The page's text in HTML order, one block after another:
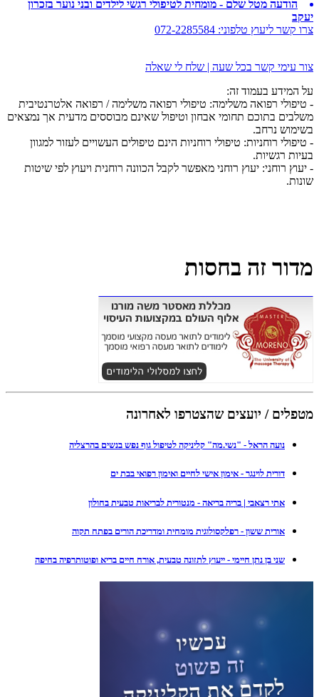
הודעה מטל שלם - מומחית לטיפולי רגשי לילדים ובני נוער בזכרון
יעקב
צרו קשר ליעוץ טלפוני: 072-2285584
צור עימי קשר בכל שעה | שלח לי שאלה
על המידע בעמוד זה:
- טיפולי רפואה משלימה: טיפולי רפואה משלימה / רפואה אלטרנטיבית
משלבים בתוכם תחומי אבחון וטיפול שאינם מבוססים מדעית אך נמצאים
בשימוש נרחב.
- טיפולי רוחניות: טיפולי רוחניות הינם טיפולים העשויים לעזור למגוון
בעיות רגשיות.
- יעוץ רוחני: יעוץ רוחני מאפשר לקבל הכוונה רוחנית ויעוץ לפי שיטות
שונות.
מדור זה בחסות
מטפלים / יועצים שהצטרפו לאחרונה
נועה הראל - "נשי.מה" קליניקה לטיפול גוף נפש בנשים בהרצליה
דורית לוינגר - אימון אישי לחיים ואימון רפואי בבת ים
אתי רצאבי | בריה בריאה - מנטורית לבריאות טבעית בחולון
אורית ששון - רפלקסולוגית מומחית ומדריכת הורים בפתח תקוה
שני בן נתן חיימי - ייעוץ לתזונה טבעית, אורח חיים בריא ופוטותרפיה בחיפה